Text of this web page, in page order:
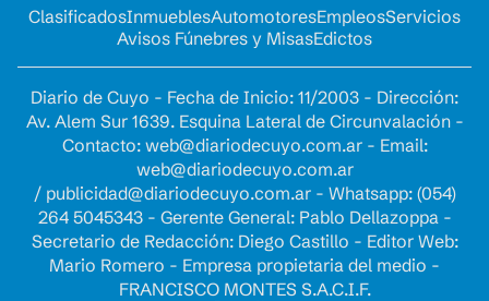
ClasificadosInmueblesAutomotoresEmpleosServicios
Avisos Fúnebres y MisasEdictos
Diario de Cuyo - Fecha de Inicio: 11/2003 - Dirección:
Av. Alem Sur 1639. Esquina Lateral de Circunvalación -
Contacto: web@diariodecuyo.com.ar- Email:
web@diariodecuyo.com.ar
/ publicidad@diariodecuyo.com.ar- Whatsapp: (054)
264 5045343 - Gerente General: Pablo Dellazoppa -
Secretario de Redacción: Diego Castillo - Editor Web:
Mario Romero - Empresa propietaria del medio -
FRANCISCO MONTES S.A.C.I.F.